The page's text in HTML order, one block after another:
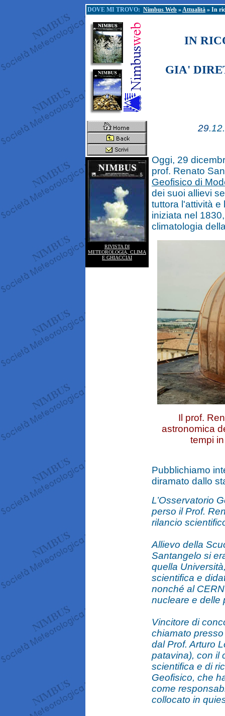
DOVE MI TROVO: Nimbus Web »Attualità » In
RIVISTA DI
METEOROLOGIA, CLIMA
E GHIACCIAI
IN
GIA'
29
Oggi, 29
prof. Renato
Geofisico di
dei suoi allievi
tuttora l'attività e
iniziata nel
climatologia
Il prof.
astronomica
tempi
Pubblichiamo
diramato dallo
L’Osservatorio
perso il Prof.
rilancio
Allievo della
Santangelo si
quella
scientifica e
nonché al
nucleare e delle
Vincitore di
chiamato presso
dal Prof. Arturo
patavina), con il
scientifica e di
Geofisico, che
come
collocato in